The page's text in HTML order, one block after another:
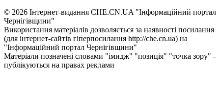
© 2026 Інтернет-видання CHE.CN.UA "Інформаційний портал
Чернiгiвщини"
Використання матеріалів дозволяється за наявності посилання
(для інтернет-сайтів гіперпосилання http://che.cn.ua) на
"Інформаційний портал Чернiгiвщини"
Матеріали позначені словами "імидж" "позиція" "точка зору" -
публікуються на правах реклами